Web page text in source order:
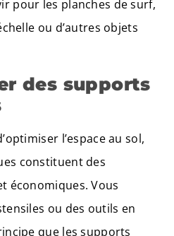
pour les planches de surf,
ou d’autres objets
des supports
l’espace au sol,
constituent des
économiques. Vous
ou des outils en
que les supports